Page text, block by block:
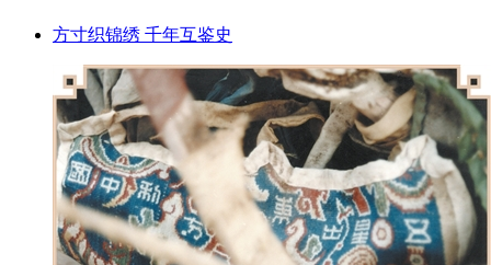
方寸织锦绣 千年互鉴史